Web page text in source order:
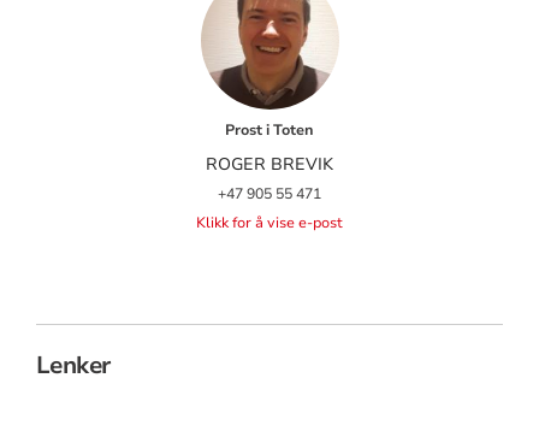
Prost i Toten
ROGER BREVIK
+47 905 55 471
Klikk for å vise e-post
Lenker